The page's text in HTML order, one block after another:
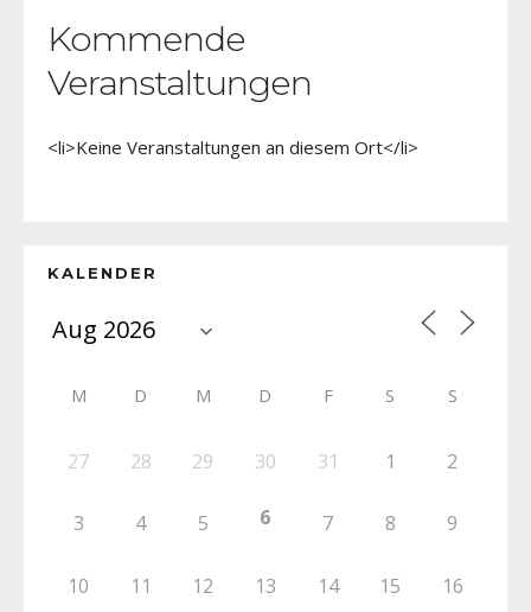
Kommende
Veranstaltungen
<li>Keine Veranstaltungen an diesem Ort</li>
KALENDER
M D M D F S S
27 28 29 30 31 1 2
3 4 5 6 7 8 9
10 11 12 13 14 15 16